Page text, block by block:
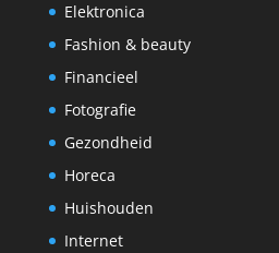
Elektronica
Fashion & beauty
Financieel
Fotografie
Gezondheid
Horeca
Huishouden
Internet